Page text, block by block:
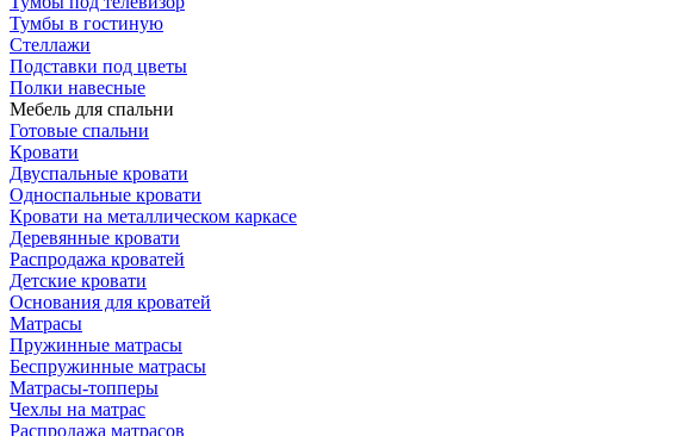
Тумбы в гостиную
Стеллажи
Подставки под цветы
Полки навесные
Мебель для спальни
Готовые спальни
Кровати
Двуспальные кровати
Односпальные кровати
Кровати на металлическом каркасе
Деревянные кровати
Распродажа кроватей
Детские кровати
Основания для кроватей
Матрасы
Пружинные матрасы
Беспружинные матрасы
Матрасы-топперы
Чехлы на матрас
Распродажа матрасов